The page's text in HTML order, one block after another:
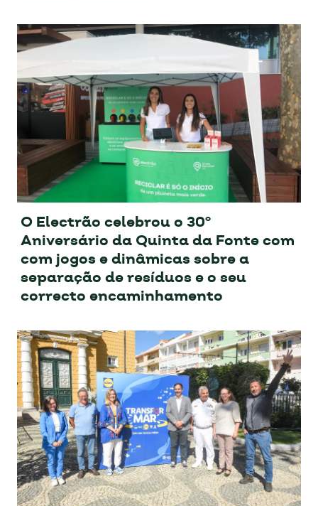
O Electrão celebrou o 30º
Aniversário da Quinta da Fonte com
com jogos e dinâmicas sobre a
separação de resíduos e o seu
correcto encaminhamento